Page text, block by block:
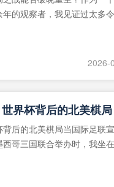
的观察者，我见证过太多
2026-
界杯背后的北美棋局
后的北美棋局当国际足联
哥三国联合举办时，我坐